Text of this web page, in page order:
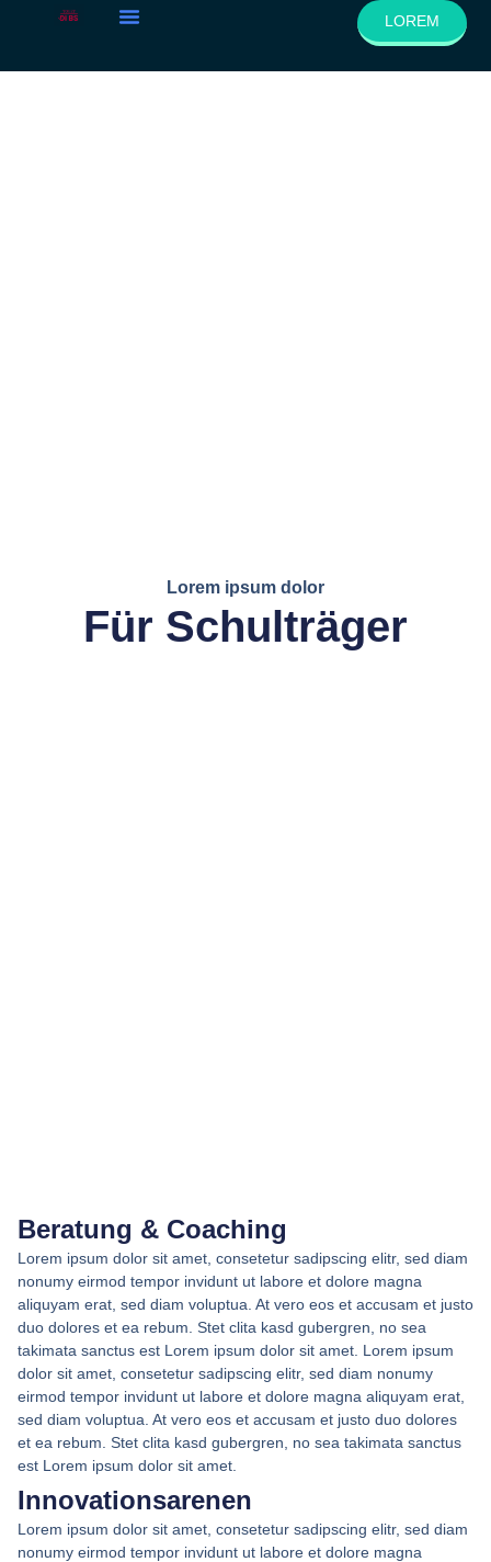
LOREM
Lorem ipsum dolor
Für Schulträger
Beratung & Coaching
Lorem ipsum dolor sit amet, consetetur sadipscing elitr, sed diam
nonumy eirmod tempor invidunt ut labore et dolore magna
aliquyam erat, sed diam voluptua. At vero eos et accusam et justo
duo dolores et ea rebum. Stet clita kasd gubergren, no sea
takimata sanctus est Lorem ipsum dolor sit amet. Lorem ipsum
dolor sit amet, consetetur sadipscing elitr, sed diam nonumy
eirmod tempor invidunt ut labore et dolore magna aliquyam erat,
sed diam voluptua. At vero eos et accusam et justo duo dolores
et ea rebum. Stet clita kasd gubergren, no sea takimata sanctus
est Lorem ipsum dolor sit amet.
Innovationsarenen
Lorem ipsum dolor sit amet, consetetur sadipscing elitr, sed diam
nonumy eirmod tempor invidunt ut labore et dolore magna